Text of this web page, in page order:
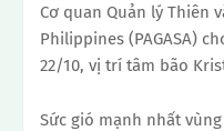
Cơ quan Quản lý Thiên
Philippines (PAGASA)
22/10, vị trí tâm bão
Sức gió mạnh nhất